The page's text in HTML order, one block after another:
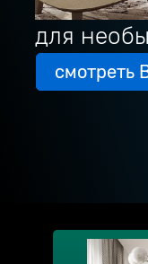
для
смотреть